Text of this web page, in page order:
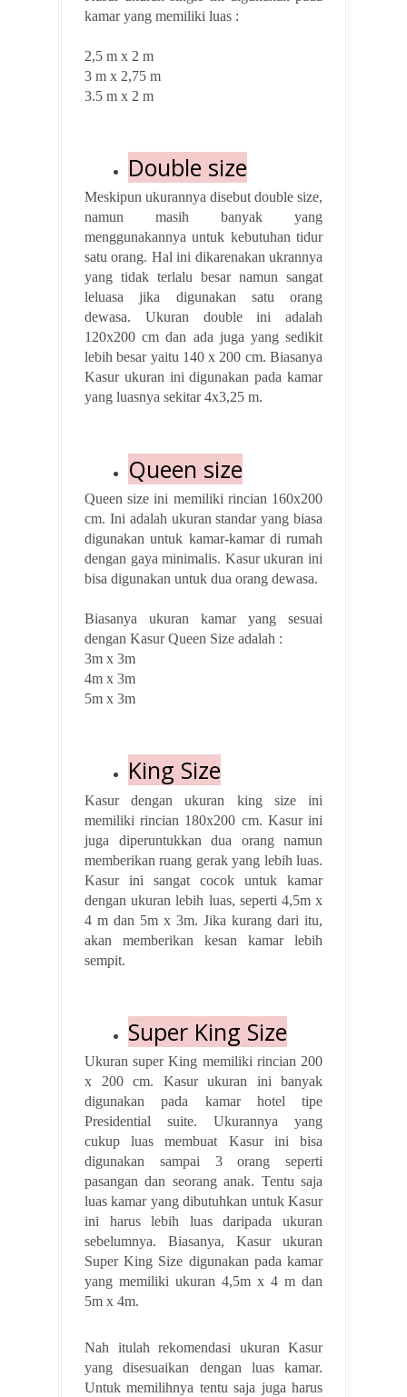
kamar yang memiliki luas :
2,5 m x 2 m
3 m x 2,75 m
3.5 m x 2 m
Double size
Meskipun ukurannya disebut double size,
namun masih banyak yang
menggunakannya untuk kebutuhan tidur
satu orang. Hal ini dikarenakan ukrannya
yang tidak terlalu besar namun sangat
leluasa jika digunakan satu orang
dewasa. Ukuran double ini adalah
120x200 cm dan ada juga yang sedikit
lebih besar yaitu 140 x 200 cm. Biasanya
Kasur ukuran ini digunakan pada kamar
yang luasnya sekitar 4x3,25 m.
Queen size
Queen size ini memiliki rincian 160x200
cm. Ini adalah ukuran standar yang biasa
digunakan untuk kamar-kamar di rumah
dengan gaya minimalis. Kasur ukuran ini
bisa digunakan untuk dua orang dewasa.
Biasanya ukuran kamar yang sesuai
dengan Kasur Queen Size adalah :
3m x 3m
4m x 3m
5m x 3m
King Size
Kasur dengan ukuran king size ini
memiliki rincian 180x200 cm. Kasur ini
juga diperuntukkan dua orang namun
memberikan ruang gerak yang lebih luas.
Kasur ini sangat cocok untuk kamar
dengan ukuran lebih luas, seperti 4,5m x
4 m dan 5m x 3m. Jika kurang dari itu,
akan memberikan kesan kamar lebih
sempit.
Super King Size
Ukuran super King memiliki rincian 200
x 200 cm. Kasur ukuran ini banyak
digunakan pada kamar hotel tipe
Presidential suite. Ukurannya yang
cukup luas membuat Kasur ini bisa
digunakan sampai 3 orang seperti
pasangan dan seorang anak. Tentu saja
luas kamar yang dibutuhkan untuk Kasur
ini harus lebih luas daripada ukuran
sebelumnya. Biasanya, Kasur ukuran
Super King Size digunakan pada kamar
yang memiliki ukuran 4,5m x 4 m dan
5m x 4m.
Nah itulah rekomendasi ukuran Kasur
yang disesuaikan dengan luas kamar.
Untuk memilihnya tentu saja juga harus